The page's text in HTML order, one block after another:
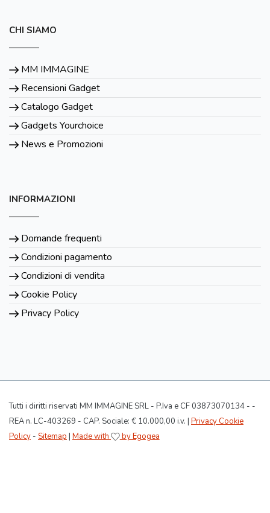
CHI SIAMO
MM IMMAGINE
Recensioni Gadget
Catalogo Gadget
Gadgets Yourchoice
News e Promozioni
INFORMAZIONI
Domande frequenti
Condizioni pagamento
Condizioni di vendita
Cookie Policy
Privacy Policy
Tutti i diritti riservati MM IMMAGINE SRL - P.Iva e CF 03873070134 - -
REA n. LC-403269 - CAP. Sociale: € 10.000,00 i.v. | Privacy Cookie
Policy - Sitemap | Made with by Egogea